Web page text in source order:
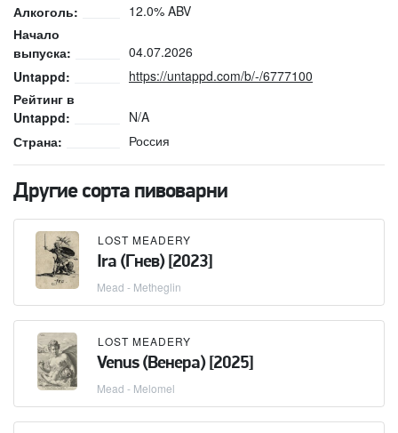
Алкоголь:
12.0% ABV
Начало
выпуска:
04.07.2026
Untappd:
https://untappd.com/b/-/6777100
Рейтинг в
Untappd:
N/A
Страна:
Россия
Другие сорта пивоварни
LOST MEADERY
Ira (Гнев) [2023]
Mead - Metheglin
LOST MEADERY
Venus (Венера) [2025]
Mead - Melomel